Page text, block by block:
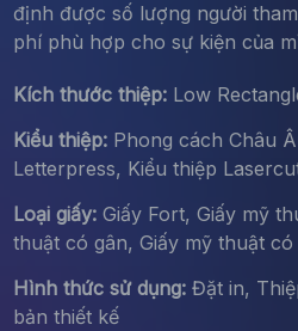
định được số lượng người
phí phù hợp cho sự kiện của
Kích thước thiệp:Low
Kiểu thiệp:Phong cách Châu
Letterpress, Kiểu thiệp
Loại giấy:Giấy Fort, Giấy mỹ
thuật có gân, Giấy mỹ thuật
Hình thức sử dụng:Đặt in,
bản thiết kế